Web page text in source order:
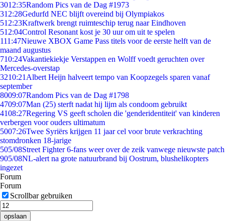
3012:35Random Pics van de Dag #1973
312:28Gedurfd NEC blijft overeind bij Olympiakos
512:23Kraftwerk brengt ruimteschip terug naar Eindhoven
512:04Control Resonant kost je 30 uur om uit te spelen
111:47Nieuwe XBOX Game Pass titels voor de eerste helft van de
maand augustus
710:24Vakantiekiekje Verstappen en Wolff voedt geruchten over
Mercedes-overstap
3210:21 Albert Heijn halveert tempo van Koopzegels sparen vanaf
september
8009:07Random Pics van de Dag #1798
4709:07Man (25) sterft nadat hij lijm als condoom gebruikt
4108:27Regering VS geeft scholen die 'genderidentiteit' van kinderen
verbergen voor ouders ultimatum
5007:26Twee Syriërs krijgen 11 jaar cel voor brute verkrachting
stomdronken 18-jarige
505/08Street Fighter 6-fans weer over de zeik vanwege nieuwste patch
905/08NL-alert na grote natuurbrand bij Oostrum, blushelikopters
ingezet
Forum
Forum
Scrollbar gebruiken
opslaan